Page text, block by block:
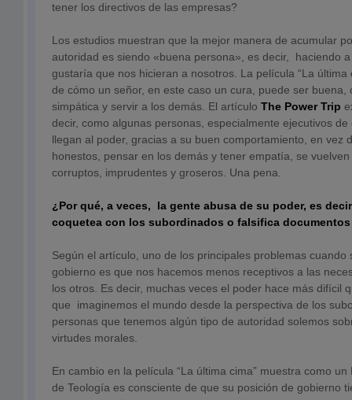
tener los directivos de las empresas?
Los estudios muestran que la mejor manera de acumular
autoridad es siendo «buena persona», es decir, haciendo
gustaría que nos hicieran a nosotros. La película “La última
de cómo un señor, en este caso un cura, puede ser buena,
simpática y servir a los demás. El artículo The Power Trip
decir, como algunas personas, especialmente ejecutivos
llegan al poder, gracias a su buen comportamiento, en vez
honestos, pensar en los demás y tener empatía, se
corruptos, imprudentes y groseros. Una pena.
¿Por qué, a veces, la gente abusa de su poder, es
coquetea con los subordinados o falsifica
Según el artículo, uno de los principales problemas cuando
gobierno es que nos hacemos menos receptivos a las
los otros. Es decir, muchas veces el poder hace más difícil
que imaginemos el mundo desde la perspectiva de los
personas que tenemos algún tipo de autoridad solemos
virtudes morales.
En cambio en la película “La última cima” muestra como
de Teología es consciente de que su posición de gobierno